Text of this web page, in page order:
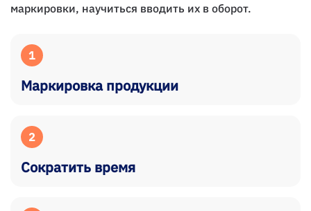
маркировки, научиться вводить их в оборот.
1
Маркировка продукции
2
Сократить время